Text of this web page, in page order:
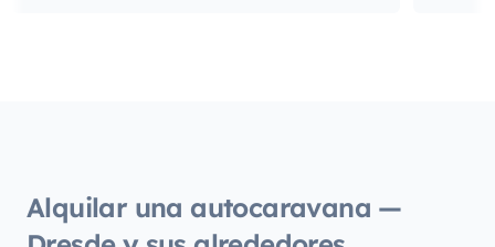
Alquilar una autocaravana —